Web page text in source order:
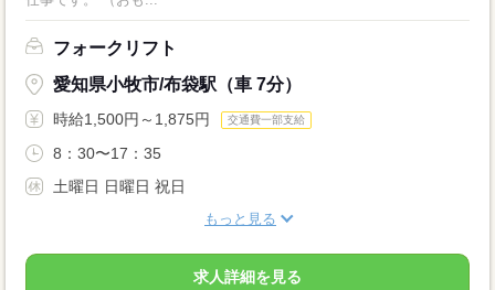
フォークリフト
愛知県小牧市/布袋駅（車 7分）
時給1,500円～1,875円 交通費一部支給
8：30〜17：35
土曜日 日曜日 祝日
もっと見る
求人詳細を見る